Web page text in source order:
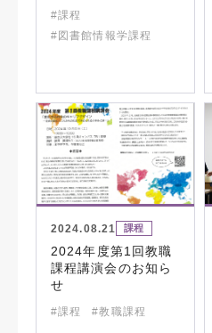
#課程
#図書館情報学課程
2024.08.21 課程
2024年度第1回教職
課程講演会のお知ら
せ
#課程 #教職課程